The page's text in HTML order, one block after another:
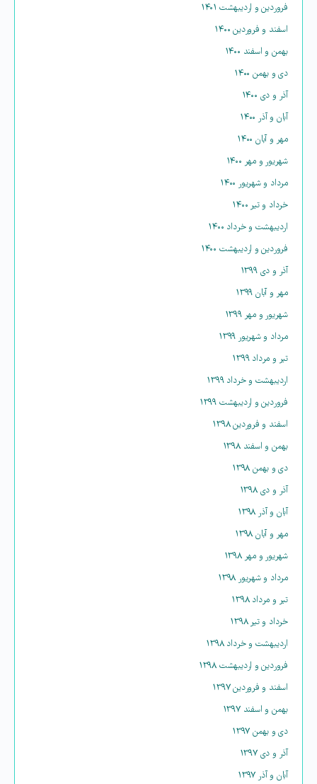
فروردین و اردیبهشت ۱۴۰۱
اسفند و فروردین ۱۴۰۰
بهمن و اسفند ۱۴۰۰
دی و بهمن ۱۴۰۰
آذر و دی ۱۴۰۰
آبان و آذر ۱۴۰۰
مهر و آبان ۱۴۰۰
شهریور و مهر ۱۴۰۰
مرداد و شهریور ۱۴۰۰
خرداد و تیر ۱۴۰۰
اردیبهشت و خرداد ۱۴۰۰
فروردین و اردیبهشت ۱۴۰۰
آذر و دی ۱۳۹۹
مهر و آبان ۱۳۹۹
شهریور و مهر ۱۳۹۹
مرداد و شهریور ۱۳۹۹
تیر و مرداد ۱۳۹۹
اردیبهشت و خرداد ۱۳۹۹
فروردین و اردیبهشت ۱۳۹۹
اسفند و فروردین ۱۳۹۸
بهمن و اسفند ۱۳۹۸
دی و بهمن ۱۳۹۸
آذر و دی ۱۳۹۸
آبان و آذر ۱۳۹۸
مهر و آبان ۱۳۹۸
شهریور و مهر ۱۳۹۸
مرداد و شهریور ۱۳۹۸
تیر و مرداد ۱۳۹۸
خرداد و تیر ۱۳۹۸
اردیبهشت و خرداد ۱۳۹۸
فروردین و اردیبهشت ۱۳۹۸
اسفند و فروردین ۱۳۹۷
بهمن و اسفند ۱۳۹۷
دی و بهمن ۱۳۹۷
آذر و دی ۱۳۹۷
آبان و آذر ۱۳۹۷